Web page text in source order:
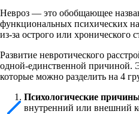
Невроз — это обобщающее
функциональных психических
из-за острого или хронического
Развитие невротического
одной-единственной причиной.
которые можно разделить на 4
Психологические
внутренний или внешний